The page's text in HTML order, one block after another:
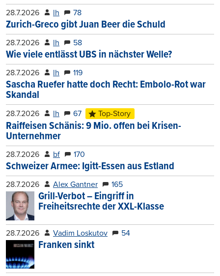
28.7.2026 lh 78
Zurich-Greco gibt Juan Beer die Schuld
28.7.2026 lh 58
Wie viele entlässt UBS in nächster Welle?
28.7.2026 lh 119
Sascha Ruefer hatte doch Recht: Embolo-Rot war
Skandal
28.7.2026 lh 67 Top-Story
Raiffeisen Schänis: 9 Mio. offen bei Krisen-
Unternehmer
28.7.2026 bf 170
Schweizer Armee: Igitt-Essen aus Estland
28.7.2026 Alex Gantner 165
Grill-Verbot – Eingriff in
Freiheitsrechte der XXL-Klasse
28.7.2026 Vadim Loskutov 54
Franken sinkt